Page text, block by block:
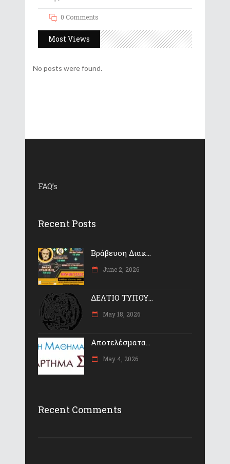
0 Comments
Most Views
No posts were found.
FAQ’s
Recent Posts
Βράβευση Διακ...
June 2, 2026
ΔΕΛΤΙΟ ΤΥΠΟΥ...
May 18, 2026
Αποτελέσματα...
May 4, 2026
Recent Comments